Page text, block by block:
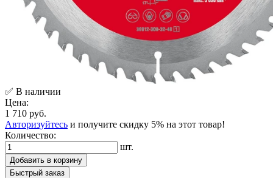
✅ В наличии
Цена:
1 710 руб.
Авторизуйтесь и получите скидку 5% на этот товар!
Количество:
шт.
Добавить в корзину
Быстрый заказ